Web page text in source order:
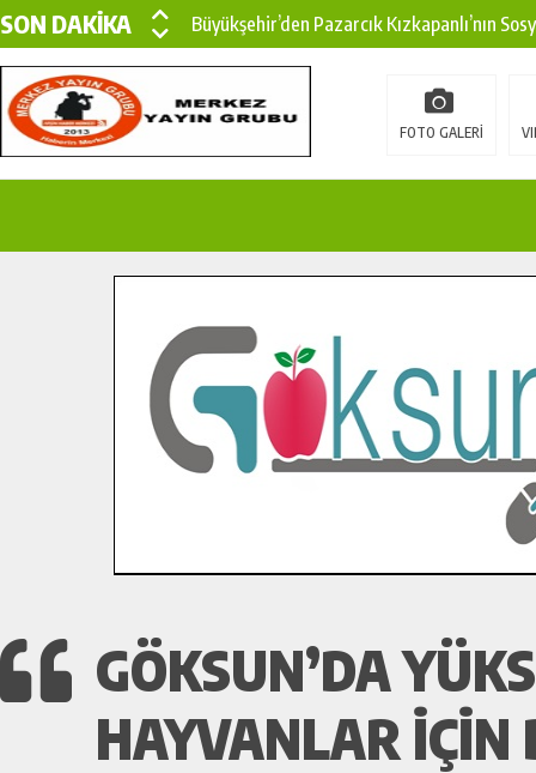
SON DAKİKA
Büyükşehir’den Pazarcık Kızkapanlı’nın
Büyükşehir’den Pazarcık Kırsalına Modern
Çin’den KSÜ’ye Uluslararası Başarı:
İlçe Jandarma Komutanı Karakaya’dan
Bertiz’in Yeni Köprüsünde Sona Doğru.
FOTO GALERİ
GÖKSUN’DA
HAYVANLAR